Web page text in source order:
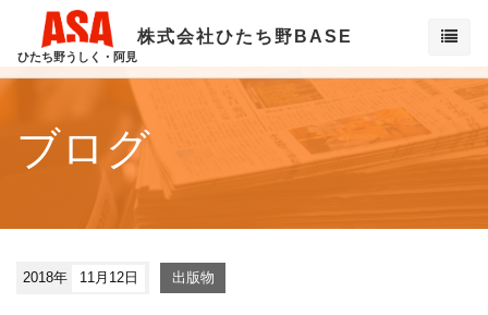
ひたち野うしく・阿見
株式会社ひたち野BASE
ブログ
2018年 11月12日 出版物